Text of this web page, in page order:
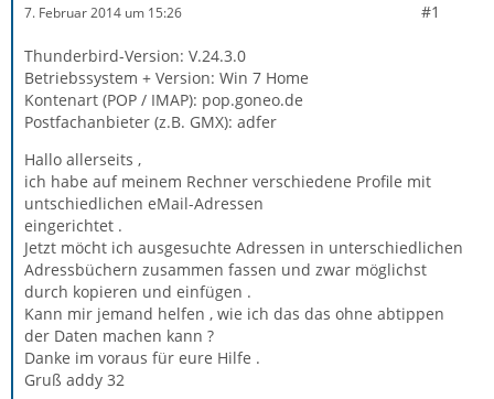
7. Februar 2014 um 15:26 #1
Thunderbird-Version: V.24.3.0
Betriebssystem + Version: Win 7 Home
Kontenart (POP / IMAP): pop.goneo.de
Postfachanbieter (z.B. GMX): adfer
Hallo allerseits ,
ich habe auf meinem Rechner verschiedene Profile mit
untschiedlichen eMail-Adressen
eingerichtet .
Jetzt möcht ich ausgesuchte Adressen in unterschiedlichen
Adressbüchern zusammen fassen und zwar möglichst
durch kopieren und einfügen .
Kann mir jemand helfen , wie ich das das ohne abtippen
der Daten machen kann ?
Danke im voraus für eure Hilfe .
Gruß addy 32